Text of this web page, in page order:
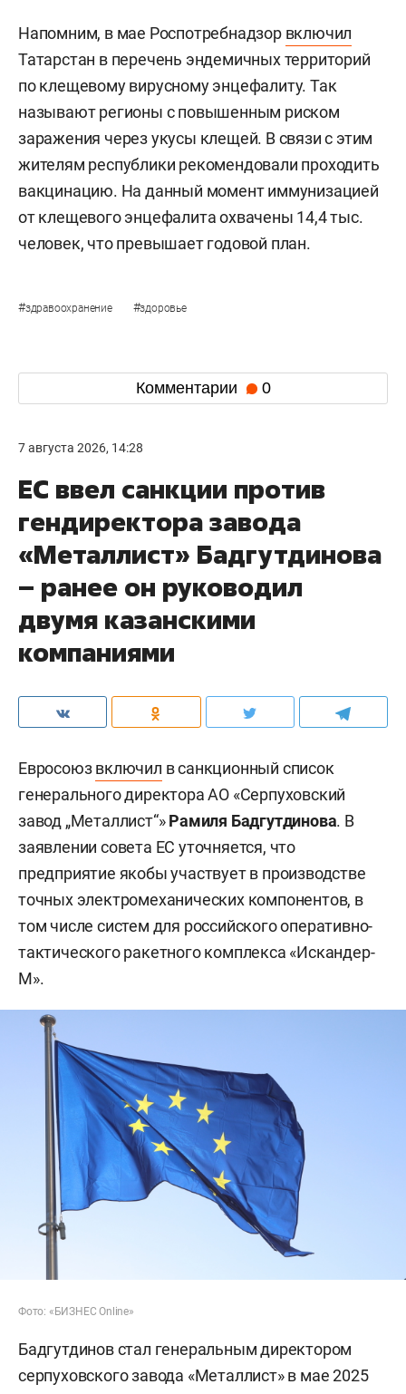
Напомним, в мае Роспотребнадзор включил
Татарстан в перечень эндемичных территорий
по клещевому вирусному энцефалиту. Так
называют регионы с повышенным риском
заражения через укусы клещей. В связи с этим
жителям республики рекомендовали проходить
вакцинацию. На данный момент иммунизацией
от клещевого энцефалита охвачены 14,4 тыс.
человек, что превышает годовой план.
#здравоохранение #здоровье
Комментарии 0
7 августа 2026, 14:28
ЕС ввел санкции против
гендиректора завода
«Металлист» Бадгутдинова
– ранее он руководил
двумя казанскими
компаниями
Евросоюзвключил в санкционный список
генерального директора АО «Серпуховский
завод „Металлист“»Рамиля Бадгутдинова. В
заявлении совета ЕС уточняется, что
предприятие якобы участвует в производстве
точных электромеханических компонентов, в
том числе систем для российского оперативно-
тактического ракетного комплекса «Искандер-
М».
Фото: «БИЗНЕС Online»
Бадгутдинов стал генеральным директором
серпуховского завода «Металлист» в мае 2025